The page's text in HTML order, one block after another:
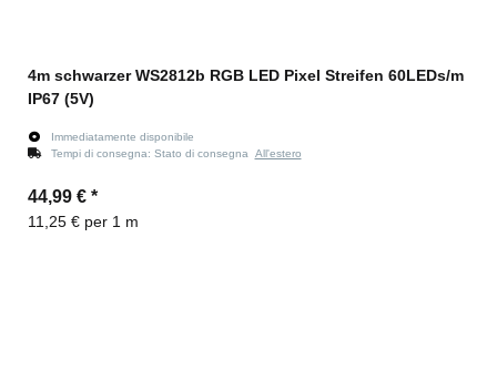
4m schwarzer WS2812b RGB LED Pixel Streifen 60LEDs/m
IP67 (5V)
Immediatamente disponibile
Tempi di consegna: Stato di consegna All'estero
44,99 € *
11,25 € per 1 m